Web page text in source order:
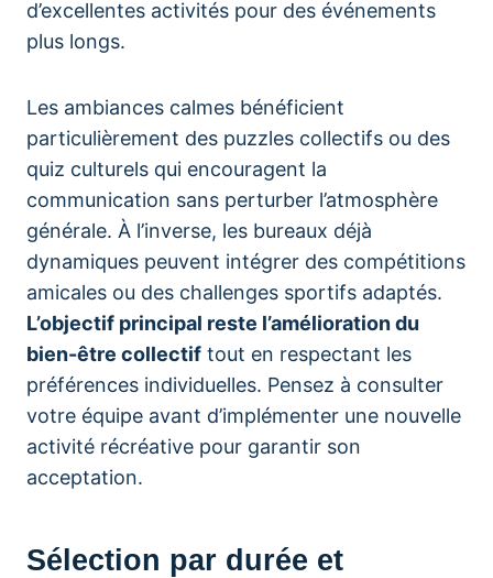
d’excellentes activités pour des événements
plus longs.
Les ambiances calmes bénéficient
particulièrement des puzzles collectifs ou des
quiz culturels qui encouragent la
communication sans perturber l’atmosphère
générale. À l’inverse, les bureaux déjà
dynamiques peuvent intégrer des compétitions
amicales ou des challenges sportifs adaptés.
L’objectif principal reste l’amélioration du
bien-être collectif tout en respectant les
préférences individuelles. Pensez à consulter
votre équipe avant d’implémenter une nouvelle
activité récréative pour garantir son
acceptation.
Sélection par durée et